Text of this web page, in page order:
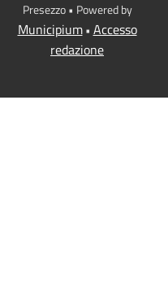
Presezzo • Powered by
Municipium• Accesso
redazione